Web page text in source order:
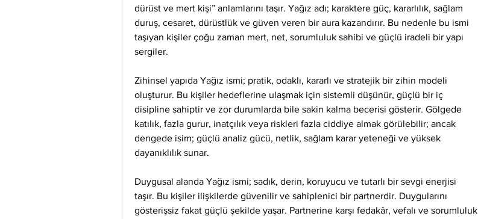
dürüst ve mert kişi” anlamlarını taşır. Yağız adı; karaktere güç, kararlılık, sağlam
duruş, cesaret, dürüstlük ve güven veren bir aura kazandırır. Bu nedenle bu ismi
taşıyan kişiler çoğu zaman mert, net, sorumluluk sahibi ve güçlü iradeli bir yapı
sergiler.
Zihinsel yapıda Yağız ismi; pratik, odaklı, kararlı ve stratejik bir zihin modeli
oluşturur. Bu kişiler hedeflerine ulaşmak için sistemli düşünür, güçlü bir iç
disipline sahiptir ve zor durumlarda bile sakin kalma becerisi gösterir. Gölgede
katılık, fazla gurur, inatçılık veya riskleri fazla ciddiye almak görülebilir; ancak
dengede isim; güçlü analiz gücü, netlik, sağlam karar yeteneği ve yüksek
dayanıklılık sunar.
Duygusal alanda Yağız ismi; sadık, derin, koruyucu ve tutarlı bir sevgi enerjisi
taşır. Bu kişiler ilişkilerde güvenilir ve sahiplenici bir partnerdir. Duygularını
gösterişsiz fakat güçlü şekilde yaşar. Partnerine karşı fedakâr, vefalı ve sorumluluk